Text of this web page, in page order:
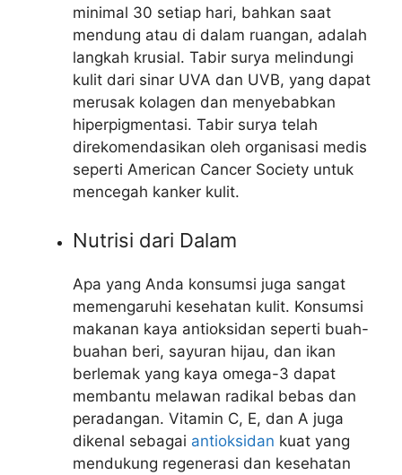
minimal 30 setiap hari, bahkan saat
mendung atau di dalam ruangan, adalah
langkah krusial. Tabir surya melindungi
kulit dari sinar UVA dan UVB, yang dapat
merusak kolagen dan menyebabkan
hiperpigmentasi. Tabir surya telah
direkomendasikan oleh organisasi medis
seperti American Cancer Society untuk
mencegah kanker kulit.
Nutrisi dari Dalam
Apa yang Anda konsumsi juga sangat
memengaruhi kesehatan kulit. Konsumsi
makanan kaya antioksidan seperti buah-
buahan beri, sayuran hijau, dan ikan
berlemak yang kaya omega-3 dapat
membantu melawan radikal bebas dan
peradangan. Vitamin C, E, dan A juga
dikenal sebagai antioksidan kuat yang
mendukung regenerasi dan kesehatan